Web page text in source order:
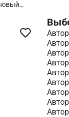
для